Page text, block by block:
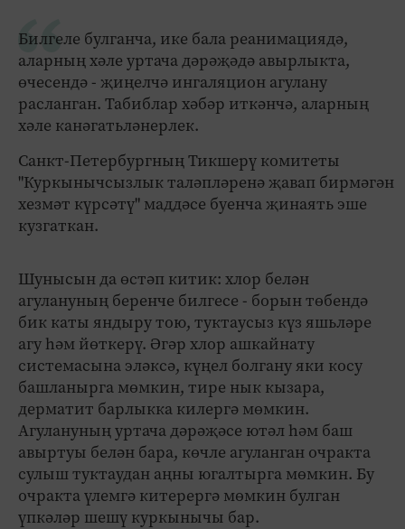
Билгеле булганча, ике бала реанимациядә,
аларның хәле уртача дәрәҗәдә авырлыкта,
өчесендә - җиңелчә ингаляцион агулану
расланган. Табиблар хәбәр иткәнчә, аларның
хәле канәгатьләнерлек.
Санкт-Петербургның Тикшерү комитеты
"Куркынычсызлык таләпләренә җавап бирмәгән
хезмәт күрсәтү" маддәсе буенча җинаять эше
кузгаткан.
Шунысын да өстәп китик: хлор белән
агулануның беренче билгесе - борын төбендә
бик каты яндыру тою, туктаусыз күз яшьләре
агу һәм йөткерү. Әгәр хлор ашкайнату
системасына эләксә, күңел болгану яки косу
башланырга мөмкин, тире нык кызара,
дерматит барлыкка килергә мөмкин.
Агулануның уртача дәрәҗәсе ютәл һәм баш
авыртуы белән бара, көчле агуланган очракта
сулыш туктаудан аңны югалтырга мөмкин. Бу
очракта үлемгә китерергә мөмкин булган
үпкәләр шешү куркынычы бар.